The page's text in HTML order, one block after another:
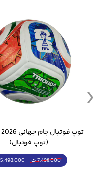
(توپ فوتبال)
7,498,000 ت 5,498,000 ت